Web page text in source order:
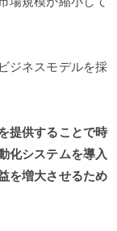
ジネスモデルを採
提供することで時
化システムを導入
を増大させるため